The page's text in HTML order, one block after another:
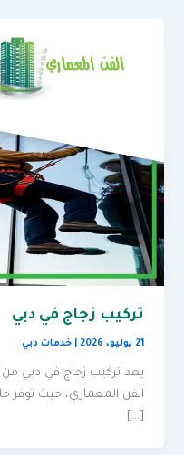
تركيب زجاج في دبي
21 يوليو، 2026 |خدمات دبي
يعد تركيب زجاج في دبي
الفن المعماري، حيث توفر
[…]